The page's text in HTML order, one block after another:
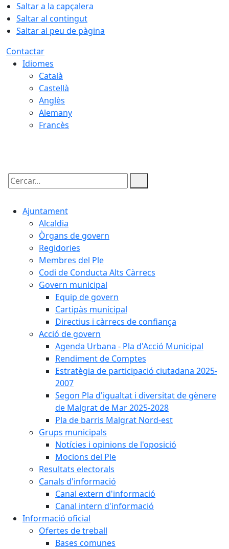
Saltar a la capçalera
Saltar al contingut
Saltar al peu de pàgina
Contactar
Idiomes
Català
Castellà
Anglès
Alemany
Francès
Cercar:
Ajuntament
Alcaldia
Òrgans de govern
Regidories
Membres del Ple
Codi de Conducta Alts Càrrecs
Govern municipal
Equip de govern
Cartipàs municipal
Directius i càrrecs de confiança
Acció de govern
Agenda Urbana - Pla d'Acció Municipal
Rendiment de Comptes
Estratègia de participació ciutadana 2025-
2007
Segon Pla d'igualtat i diversitat de gènere
de Malgrat de Mar 2025-2028
Pla de barris Malgrat Nord-est
Grups municipals
Notícies i opinions de l'oposició
Mocions del Ple
Resultats electorals
Canals d'informació
Canal extern d'informació
Canal intern d'informació
Informació oficial
Ofertes de treball
Bases comunes